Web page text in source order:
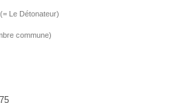
(= Le Détonateur)
commune)